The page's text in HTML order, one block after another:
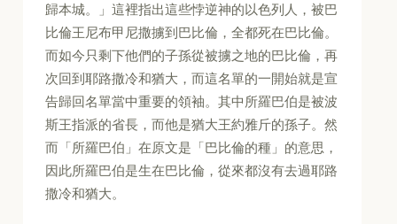
歸本城。」這裡指出這些悖逆神的以色列人，被巴
比倫王尼布甲尼撒擄到巴比倫，全都死在巴比倫。
而如今只剩下他們的子孫從被擄之地的巴比倫，再
次回到耶路撒冷和猶大，而這名單的一開始就是宣
告歸回名單當中重要的領袖。其中所羅巴伯是被波
斯王指派的省長，而他是猶大王約雅斤的孫子。然
而「所羅巴伯」在原文是「巴比倫的種」的意思，
因此所羅巴伯是生在巴比倫，從來都沒有去過耶路
撒冷和猶大。